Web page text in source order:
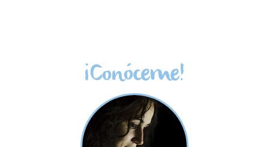
¡Conóceme!